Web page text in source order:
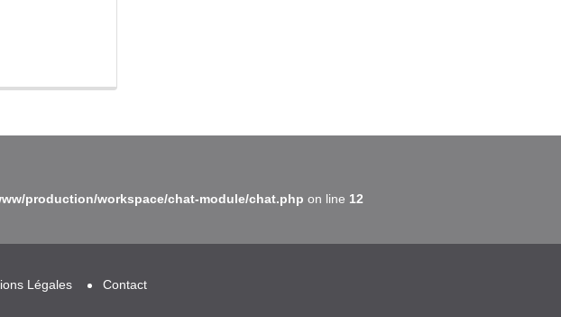
production/workspace/chat-module/chat.php on line 12
Légales Contact